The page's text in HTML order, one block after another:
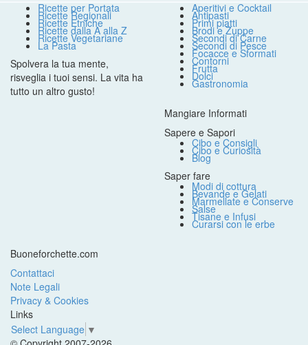
Ricette per Portata
Ricette Regionali
Ricette Etniche
Ricette dalla A alla Z
Ricette Vegetariane
La Pasta
Spolvera la tua mente,
risveglia i tuoi sensi. La vita ha
tutto un altro gusto!
Aperitivi e Cocktail
Antipasti
Primi piatti
Brodi e Zuppe
Secondi di Carne
Secondi di Pesce
Focacce e Sformati
Contorni
Frutta
Dolci
Gastronomia
Mangiare Informati
Sapere e Sapori
Cibo e Consigli
Cibo e Curiosità
Blog
Saper fare
Modi di cottura
Bevande e Gelati
Marmellate e Conserve
Salse
Tisane e Infusi
Curarsi con le erbe
Buoneforchette.com
Contattaci
Note Legali
Privacy & Cookies
Links
Select Language ▼